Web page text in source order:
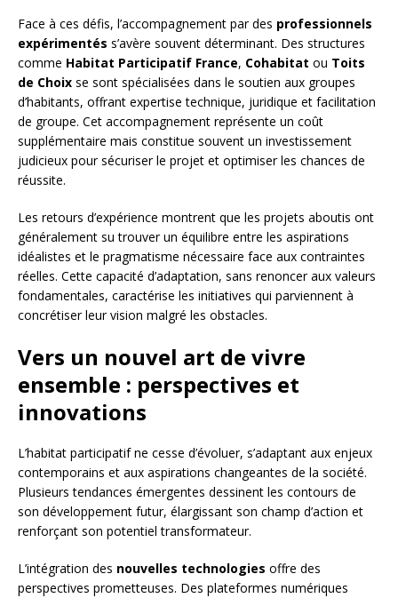
Face à ces défis, l’accompagnement par des professionnels
expérimentés s’avère souvent déterminant. Des structures
comme Habitat Participatif France, Cohabitat ou Toits
de Choix se sont spécialisées dans le soutien aux groupes
d’habitants, offrant expertise technique, juridique et facilitation
de groupe. Cet accompagnement représente un coût
supplémentaire mais constitue souvent un investissement
judicieux pour sécuriser le projet et optimiser les chances de
réussite.
Les retours d’expérience montrent que les projets aboutis ont
généralement su trouver un équilibre entre les aspirations
idéalistes et le pragmatisme nécessaire face aux contraintes
réelles. Cette capacité d’adaptation, sans renoncer aux valeurs
fondamentales, caractérise les initiatives qui parviennent à
concrétiser leur vision malgré les obstacles.
Vers un nouvel art de vivre
ensemble : perspectives et
innovations
L’habitat participatif ne cesse d’évoluer, s’adaptant aux enjeux
contemporains et aux aspirations changeantes de la société.
Plusieurs tendances émergentes dessinent les contours de
son développement futur, élargissant son champ d’action et
renforçant son potentiel transformateur.
L’intégration des nouvelles technologies offre des
perspectives prometteuses. Des plateformes numériques